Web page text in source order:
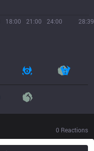
18:00 21:00 24:00 28:39
0 Reactions